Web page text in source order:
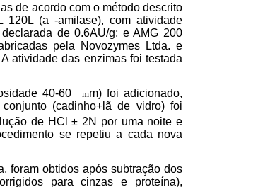
de acordo com o método descrito
120L (a -amilase), com atividade
de 0.6AU/g; e AMG 200
pela Novozymes Ltda. e
atividade das enzimas foi testada
40-60 mm) foi adicionado,
(cadinho+lã de vidro) foi
de HCl ± 2N por uma noite e
se repetiu a cada nova
foram obtidos após subtração dos
para cinzas e proteína),